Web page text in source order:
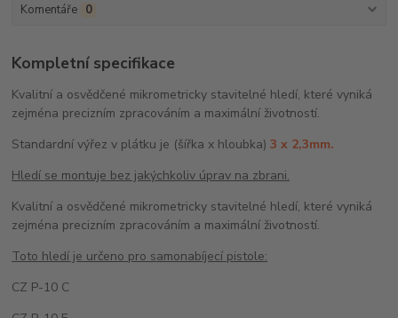
Komentáře 0
Kompletní specifikace
Kvalitní a osvědčené mikrometricky stavitelné hledí, které vyniká
zejména precizním zpracováním a maximální životností.
Standardní výřez v plátku je (šířka x hloubka)3 x 2,3mm.
Hledí se montuje bez jakýchkoliv úprav na zbrani.
Kvalitní a osvědčené mikrometricky stavitelné hledí, které vyniká
zejména precizním zpracováním a maximální životností.
Toto hledí je určeno pro samonabíjecí pistole:
CZ P-10 C